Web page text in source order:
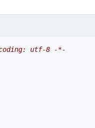
utf-8 -*-